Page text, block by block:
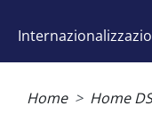
Home Home